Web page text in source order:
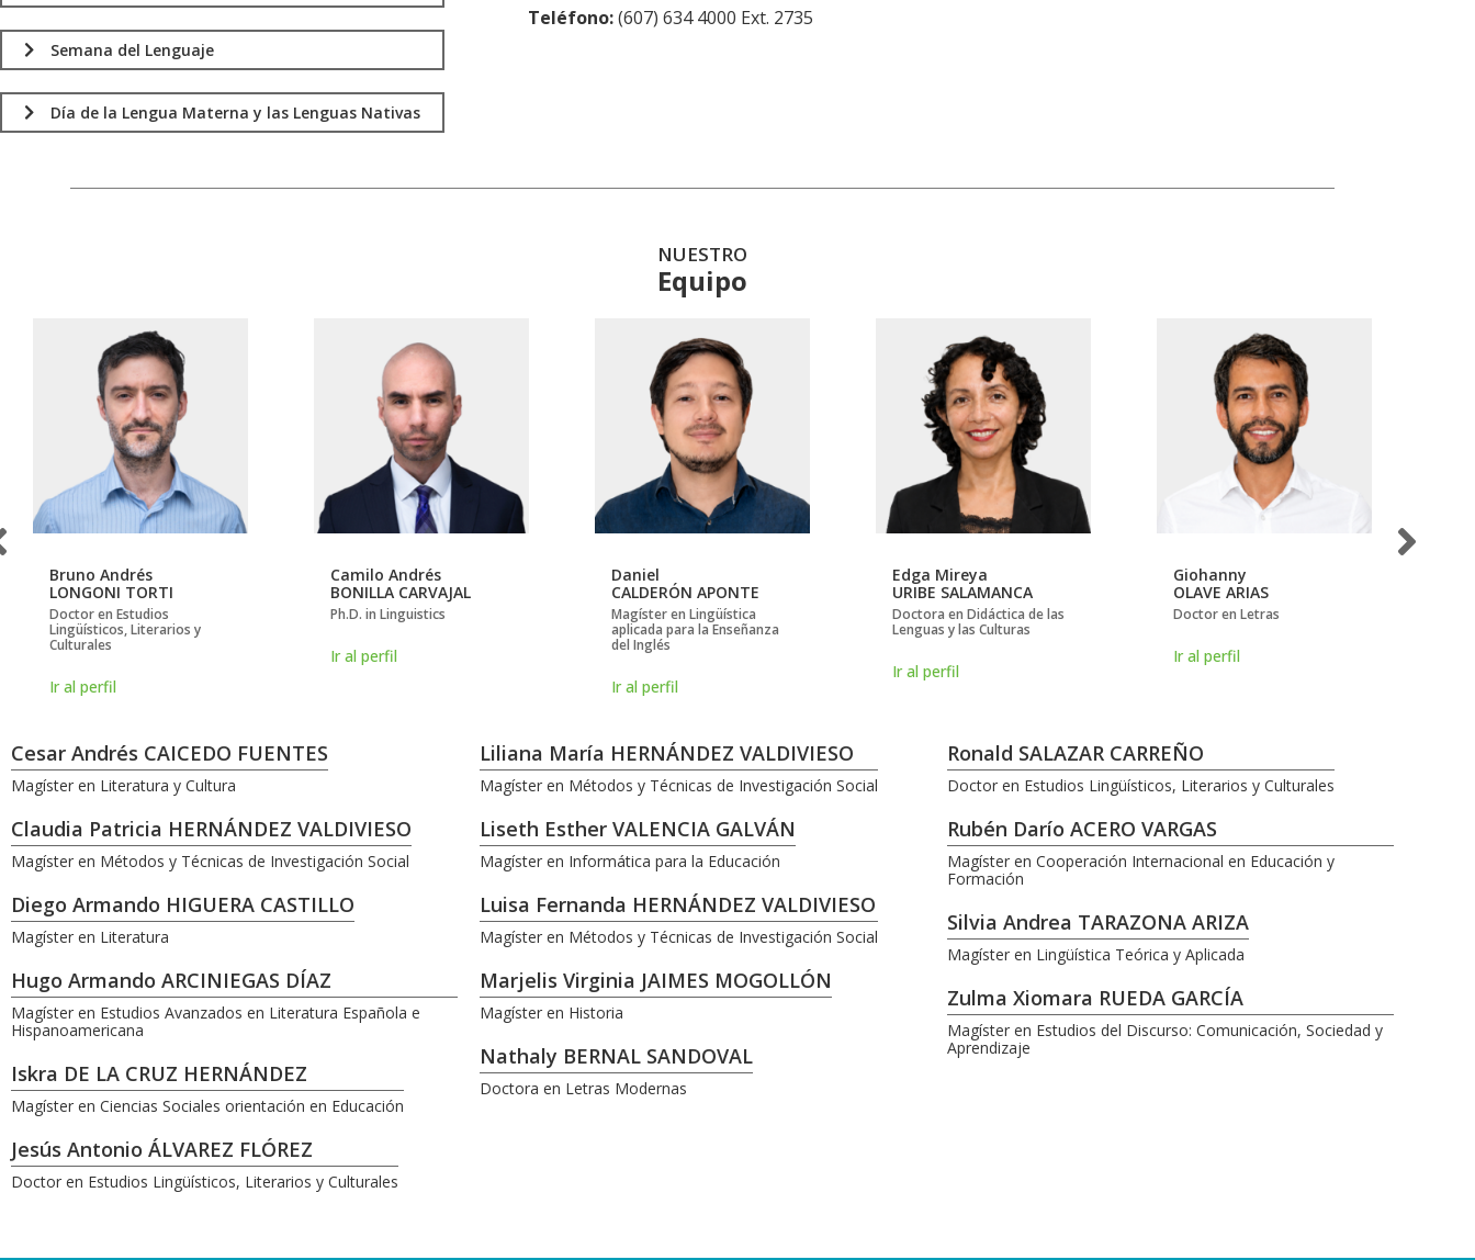
Semana del Lenguaje
Día de la Lengua Materna y las Lenguas Nativas
Teléfono:(607) 634 4000 Ext. 2735
NUESTRO
Equipo
Bruno Andrés
LONGONI TORTI
Doctor en Estudios
Lingüísticos, Literarios y
Culturales
Ir al perfil
Camilo Andrés
BONILLA CARVAJAL
Ph.D. in Linguistics
Ir al perfil
Daniel
CALDERÓN APONTE
Magíster en Lingüística
aplicada para la Enseñanza
del Inglés
Ir al perfil
Edga Mireya
URIBE SALAMANCA
Doctora en Didáctica de las
Lenguas y las Culturas
Ir al perfil
Giohanny
OLAVE ARIAS
Doctor en Letras
Ir al perfil
Cesar Andrés CAICEDO FUENTES
Magíster en Literatura y Cultura
Claudia Patricia HERNÁNDEZ VALDIVIESO
Magíster en Métodos y Técnicas de Investigación Social
Diego Armando HIGUERA CASTILLO
Magíster en Literatura
Hugo Armando ARCINIEGAS DÍAZ
Magíster en Estudios Avanzados en Literatura Española e
Hispanoamericana
Iskra DE LA CRUZ HERNÁNDEZ
Magíster en Ciencias Sociales orientación en Educación
Jesús Antonio ÁLVAREZ FLÓREZ
Doctor en Estudios Lingüísticos, Literarios y Culturales
Liliana María HERNÁNDEZ VALDIVIESO
Magíster en Métodos y Técnicas de Investigación Social
Liseth Esther VALENCIA GALVÁN
Magíster en Informática para la Educación
Luisa Fernanda HERNÁNDEZ VALDIVIESO
Magíster en Métodos y Técnicas de Investigación Social
Marjelis Virginia JAIMES MOGOLLÓN
Magíster en Historia
Nathaly BERNAL SANDOVAL
Doctora en Letras Modernas
Ronald SALAZAR CARREÑO
Doctor en Estudios Lingüísticos, Literarios y Culturales
Rubén Darío ACERO VARGAS
Magíster en Cooperación Internacional en Educación y
Formación
Silvia Andrea TARAZONA ARIZA
Magíster en Lingüística Teórica y Aplicada
Zulma Xiomara RUEDA GARCÍA
Magíster en Estudios del Discurso: Comunicación, Sociedad y
Aprendizaje